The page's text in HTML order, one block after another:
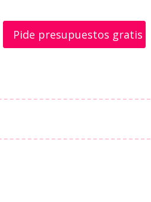
Pide presupuestos gratis